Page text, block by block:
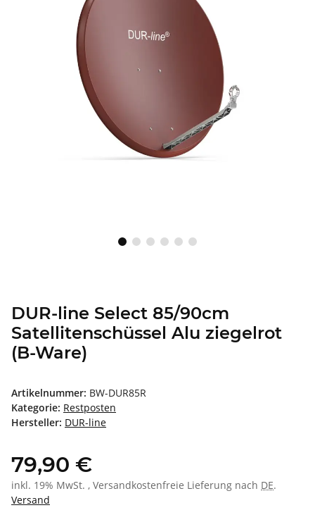
DUR-line Select 85/90cm
Satellitenschüssel Alu ziegelrot
(B-Ware)
Artikelnummer: BW-DUR85R
Kategorie: Restposten
Hersteller: DUR-line
79,90 €
inkl. 19% MwSt. , Versandkostenfreie Lieferung nach DE.
Versand